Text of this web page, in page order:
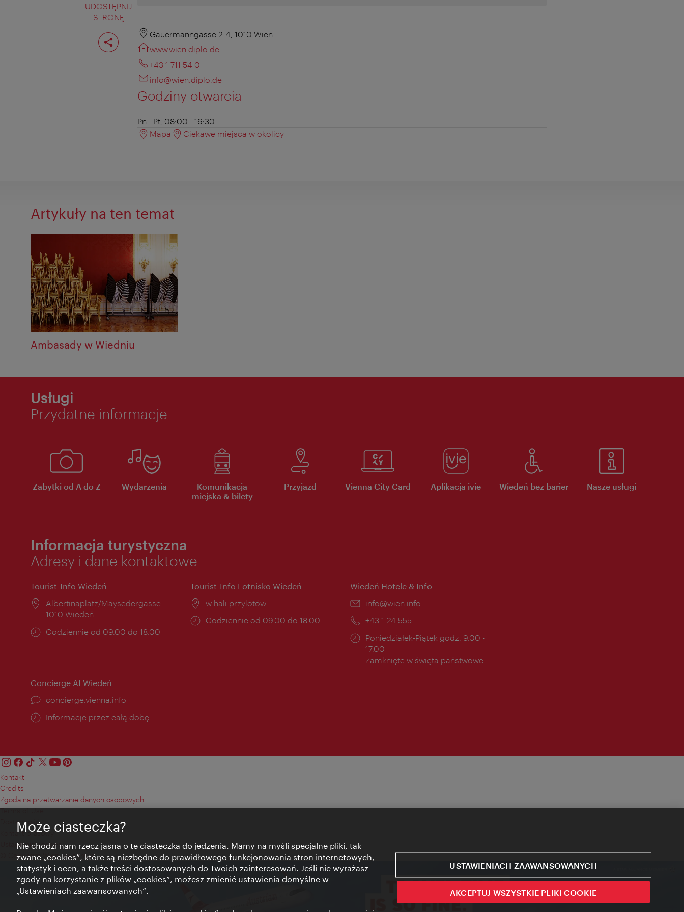
UDOSTĘPNIJ
STRONĘ
Podziel
stronę
Gauermanngasse 2-4, 1010 Wien
www.wien.diplo.de
+43 1 711 54 0
info@wien.diplo.de
Godziny otwarcia
Pn - Pt, 08:00 - 16:30
Mapa
Ciekawe miejsca w okolicy
Artykuły na ten temat
Ambasady w Wiedniu
Usługi
Przydatne informacje
Zabytki od A do Z Wydarzenia
Komunikacja
miejska & bilety
Przyjazd Vienna City Card Aplikacja ivie Wiedeń bez barier Nasze usługi
Informacja turystyczna
Adresy i dane kontaktowe
Tourist-Info Wiedeń
Miejsce:
Albertinaplatz/Maysedergasse
1010 Wiedeń
Godziny
Codziennie od 09.00 do 18.00
Tourist-Info Lotnisko Wiedeń
Miejsce:
w hali przylotów
Godziny
Codziennie od 09.00 do 18.00
Wiedeń Hotele & Info
E-
info@wien.info
Telefon:
+43-1-24 555
Godziny
otwarcia:
Poniedziałek-Piątek godz. 9.00 -
17.00
Zamknięte w święta państwowe
Concierge AI Wiedeń
concierge.vienna.info
Informacje przez całą dobę
Kontakt
Credits
Zgoda na przetwarzanie danych osobowych
Terms of Use
Dostępność
Kontakt prasowy
Ustawienia cookies
© Copyright Wien Tourismus
Może ciasteczka?
Nie chodzi nam rzecz jasna o te ciasteczka do jedzenia. Mamy na myśli specjalne pliki, tak
zwane „cookies”, które są niezbędne do prawidłowego funkcjonowania stron internetowych,
statystyk i ocen, a także treści dostosowanych do Twoich zainteresowań. Jeśli nie wyrażasz
zgody na korzystanie z plików „cookies”, możesz zmienić ustawienia domyślne w
„Ustawieniach zaawansowanych”.
USTAWIENIACH ZAAWANSOWANYCH
AKCEPTUJ WSZYSTKIE PLIKI COOKIE